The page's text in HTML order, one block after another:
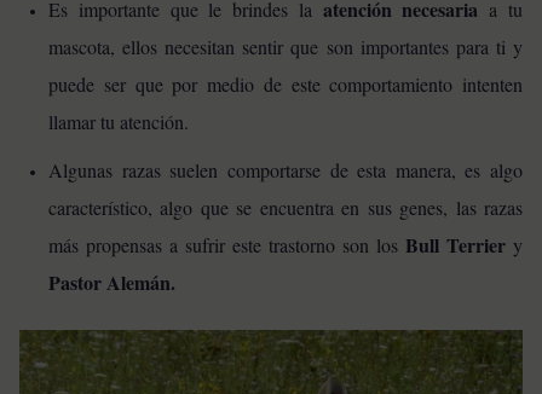
Es importante que le brindes la atención necesaria a tu
mascota, ellos necesitan sentir que son importantes para ti y
puede ser que por medio de este comportamiento intenten
llamar tu atención.
Algunas razas suelen comportarse de esta manera, es algo
característico, algo que se encuentra en sus genes, las razas
más propensas a sufrir este trastorno son los Bull Terrier y
Pastor Alemán.